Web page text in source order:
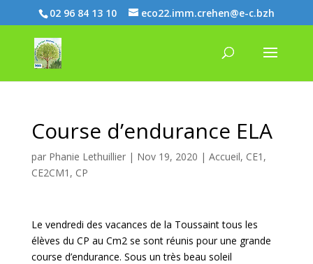
02 96 84 13 10 eco22.imm.crehen@e-c.bzh
Course d’endurance ELA
par Phanie Lethuillier| Nov 19, 2020 | Accueil, CE1 ,
CE2CM1 , CP
Le vendredi des vacances de la Toussaint tous les
élèves du CP au Cm2 se sont réunis pour une grande
course d’endurance. Sous un très beau soleil